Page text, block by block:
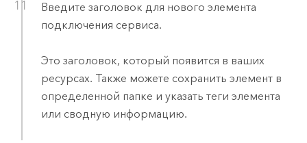
Введите заголовок для нового элемента
подключения сервиса.
Это заголовок, который появится в ваших
ресурсах. Также можете сохранить элемент в
определенной папке и указать теги элемента
или сводную информацию.